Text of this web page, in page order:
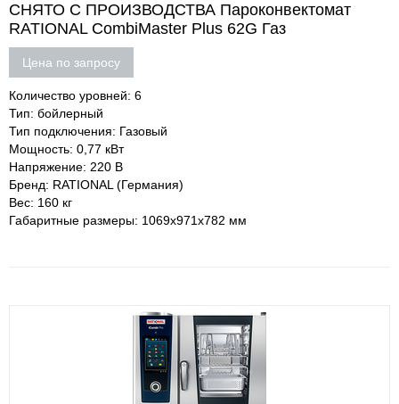
СНЯТО С ПРОИЗВОДСТВА Пароконвектомат
RATIONAL CombiMaster Plus 62G Газ
Цена по запросу
Количество уровней: 6
Тип: бойлерный
Тип подключения: Газовый
Мощность: 0,77 кВт
Напряжение: 220 В
Бренд: RATIONAL (Германия)
Вес: 160 кг
Габаритные размеры: 1069х971х782 мм